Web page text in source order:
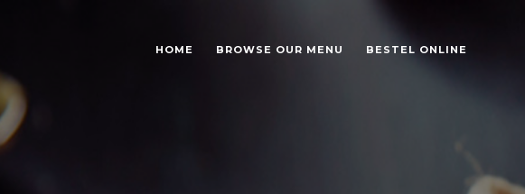
HOME BROWSE OUR MENU BESTEL ONLINE